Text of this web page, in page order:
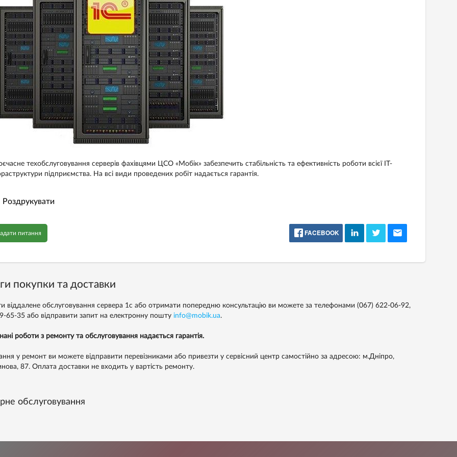
техобслуговування серверів фахівцями ЦСО «Мобік» забезпечить стабільність та ефективність роботи всієї IT-
підприємства. На всі види проведених робіт надається гарантія.
Роздрукувати
питання FACEBOOK
покупки та доставки
віддалене обслуговування сервера 1с або отримати попередню консультацію ви можете за телефонами (067) 622-06-92,
65-35або відправити запит на електронну пошту info@mobik.ua.
роботи з ремонту та обслуговування надається гарантія.
у ремонт ви можете відправити перевізниками або привезти у сервісний центр самостійно за адресою: м.Дніпро,
87. Оплата доставки не входить у вартість ремонту.
обслуговування